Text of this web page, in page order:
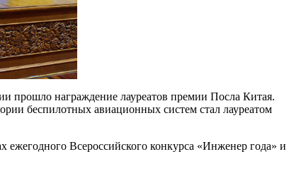
прошло награждение лауреатов премии Посла Китая.
беспилотных авиационных систем стал лауреатом
Всероссийского конкурса «Инженер года» и